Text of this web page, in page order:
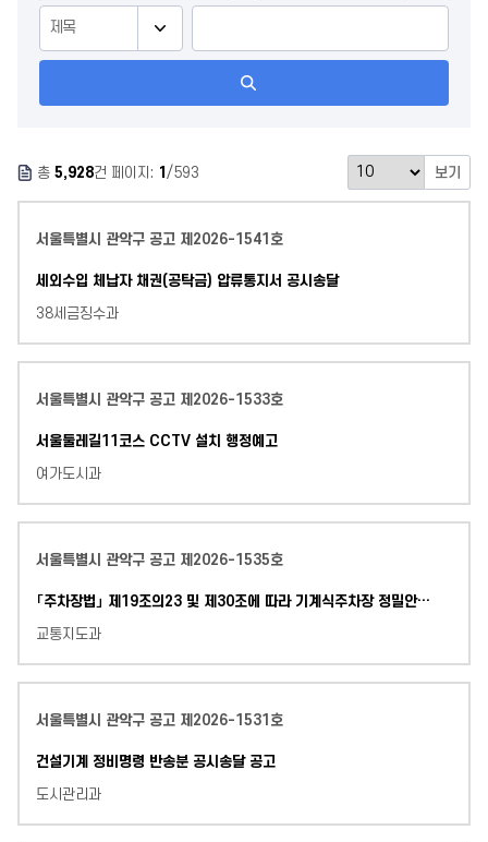
판
검
색
총 5,928건 페이지: 1 /593 보기
서울특별시 관악구 공고 제2026-1541호
세외수입 체납자 채권(공탁금) 압류통지서 공시송달
38세금징수과
서울특별시 관악구 공고 제2026-1533호
서울둘레길11코스 CCTV 설치 행정예고
여가도시과
서울특별시 관악구 공고 제2026-1535호
「주차장법」 제19조의23 및 제30조에 따라 기계식주차장 정밀안전검사를 받지 않은 건축물 관리자에게 수검 촉구 공문을 등기우편으로 발송하였으나, 폐문부재 등의 사유로 송달이 불가
교통지도과
서울특별시 관악구 공고 제2026-1531호
건설기계 정비명령 반송분 공시송달 공고
도시관리과